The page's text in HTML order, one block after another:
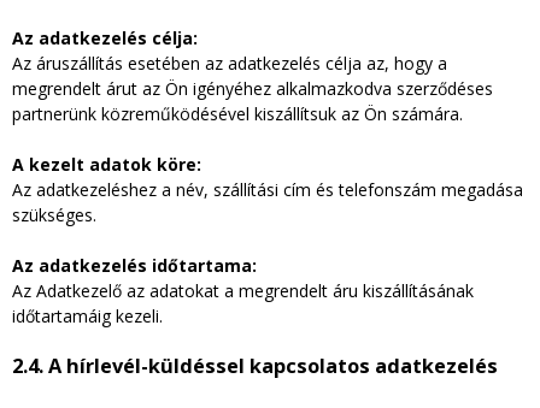
Az adatkezelés célja:
Az áruszállítás esetében az adatkezelés célja az, hogy a
megrendelt árut az Ön igényéhez alkalmazkodva szerződéses
partnerünk közreműködésével kiszállítsuk az Ön számára.
A kezelt adatok köre:
Az adatkezeléshez a név, szállítási cím és telefonszám megadása
szükséges.
Az adatkezelés időtartama:
Az Adatkezelő az adatokat a megrendelt áru kiszállításának
időtartamáig kezeli.
2.4. A hírlevél-küldéssel kapcsolatos adatkezelés